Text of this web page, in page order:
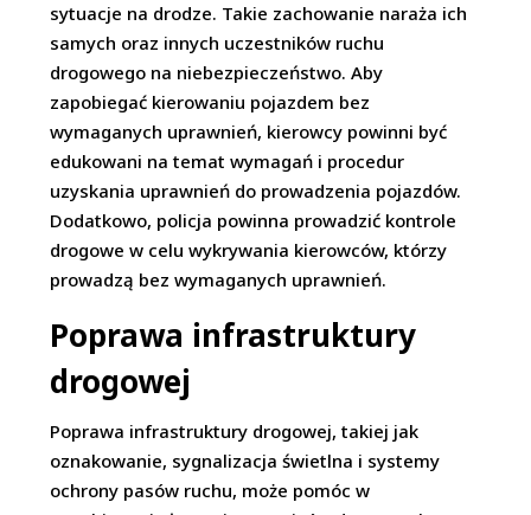
sytuacje na drodze. Takie zachowanie naraża ich
samych oraz innych uczestników ruchu
drogowego na niebezpieczeństwo. Aby
zapobiegać kierowaniu pojazdem bez
wymaganych uprawnień, kierowcy powinni być
edukowani na temat wymagań i procedur
uzyskania uprawnień do prowadzenia pojazdów.
Dodatkowo, policja powinna prowadzić kontrole
drogowe w celu wykrywania kierowców, którzy
prowadzą bez wymaganych uprawnień.
Poprawa infrastruktury
drogowej
Poprawa infrastruktury drogowej, takiej jak
oznakowanie, sygnalizacja świetlna i systemy
ochrony pasów ruchu, może pomóc w